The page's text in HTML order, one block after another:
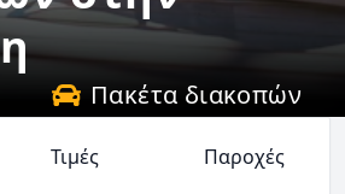
Πακέτα διακοπών
Τιμές Παροχές